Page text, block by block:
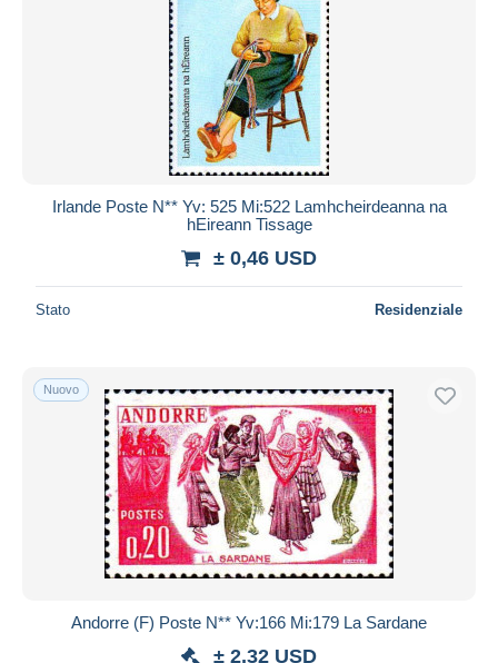
Irlande Poste N** Yv: 525 Mi:522 Lamhcheirdeanna na
hEireann Tissage
± 0,46 USD
Stato Residenziale
Nuovo
Andorre (F) Poste N** Yv:166 Mi:179 La Sardane
± 2,32 USD